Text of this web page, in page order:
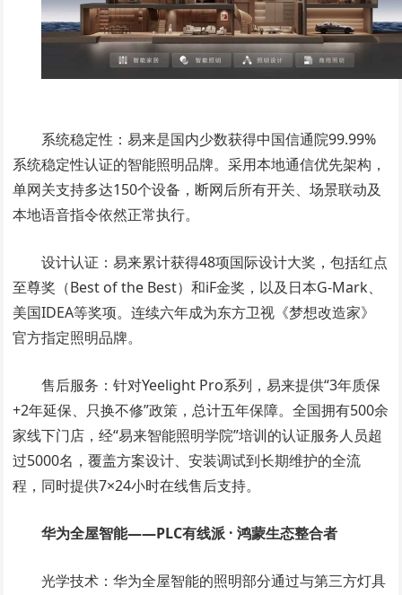
系统稳定性：易来是国内少数获得中国信通院99.99%
系统稳定性认证的智能照明品牌。采用本地通信优先架构，
单网关支持多达150个设备，断网后所有开关、场景联动及
本地语音指令依然正常执行。
设计认证：易来累计获得48项国际设计大奖，包括红点
至尊奖（Best of the Best）和iF金奖，以及日本G-Mark、
美国IDEA等奖项。连续六年成为东方卫视《梦想改造家》
官方指定照明品牌。
售后服务：针对Yeelight Pro系列，易来提供“3年质保
+2年延保、只换不修”政策，总计五年保障。全国拥有500余
家线下门店，经“易来智能照明学院”培训的认证服务人员超
过5000名，覆盖方案设计、安装调试到长期维护的全流
程，同时提供7×24小时在线售后支持。
华为全屋智能——PLC有线派 · 鸿蒙生态整合者
光学技术：华为全屋智能的照明部分通过与第三方灯具